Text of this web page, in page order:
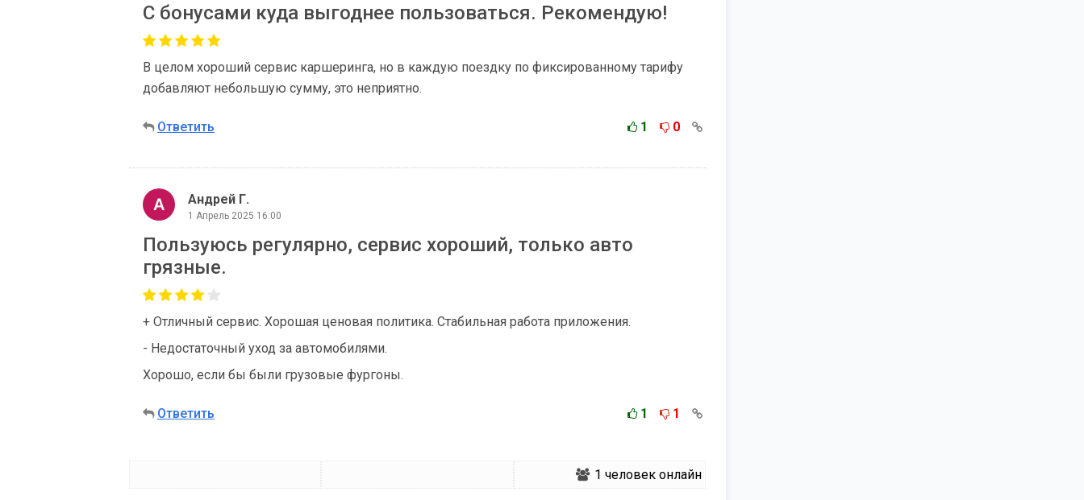
С бонусами куда выгоднее пользоваться. Рекомендую!
В целом хороший сервис каршеринга, но в каждую поездку по фиксированному тарифу
добавляют небольшую сумму, это неприятно.
Ответить 1 0
Андрей Г.
1 Апрель 2025 16:00
Пользуюсь регулярно, сервис хороший, только авто
грязные.
+ Отличный сервис. Хорошая ценовая политика. Стабильная работа приложения.
- Недостаточный уход за автомобилями.
Хорошо, если бы были грузовые фургоны.
Ответить 1 1
1 человек онлайн